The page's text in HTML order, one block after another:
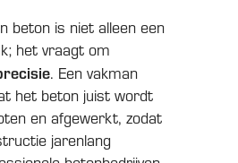
beton is niet alleen een
het vraagt om
. Een vakman
het beton juist wordt
en afgewerkt, zodat
jarenlang